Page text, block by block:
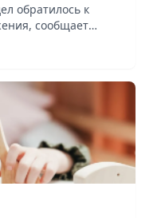
обратилось к
сообщает